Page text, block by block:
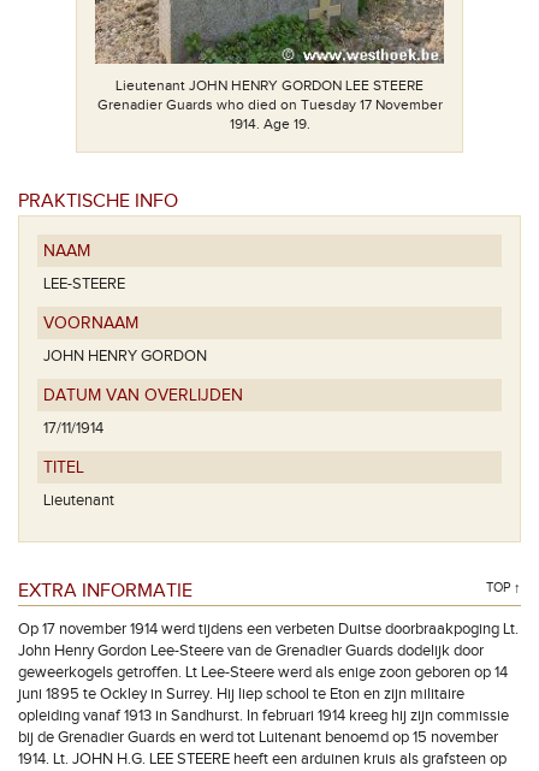
Lieutenant JOHN HENRY GORDON LEE STEERE
Grenadier Guards who died on Tuesday 17 November
1914. Age 19.
PRAKTISCHE INFO
NAAM
LEE-STEERE
VOORNAAM
JOHN HENRY GORDON
DATUM VAN OVERLIJDEN
17/11/1914
TITEL
Lieutenant
EXTRA INFORMATIE TOP ↑
Op 17 november 1914 werd tijdens een verbeten Duitse doorbraakpoging Lt.
John Henry Gordon Lee-Steere van de Grenadier Guards dodelijk door
geweerkogels getroffen. Lt Lee-Steere werd als enige zoon geboren op 14
juni 1895 te Ockley in Surrey. Hij liep school te Eton en zijn militaire
opleiding vanaf 1913 in Sandhurst. In februari 1914 kreeg hij zijn commissie
bij de Grenadier Guards en werd tot Luitenant benoemd op 15 november
1914. Lt. JOHN H.G. LEE STEERE heeft een arduinen kruis als grafsteen op